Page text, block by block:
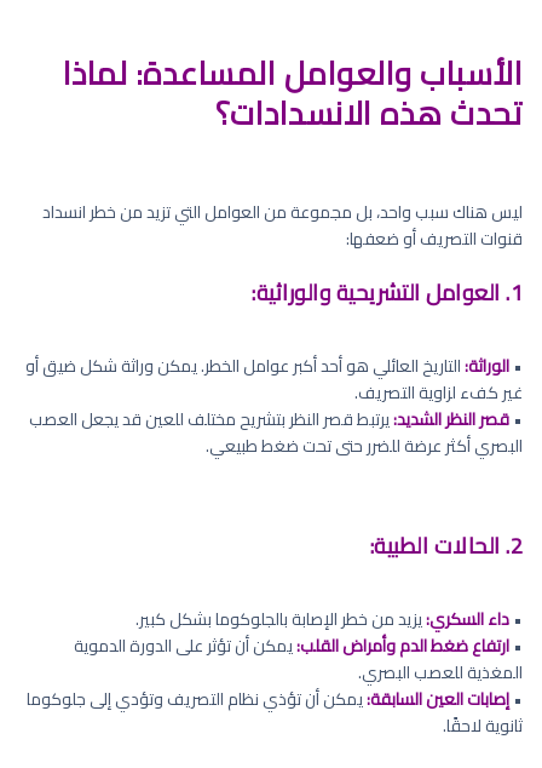
الأسباب والعوامل المساعدة: لماذا
تحدث هذه الانسدادات؟
ليس هناك سبب واحد، بل مجموعة من العوامل التي تزيد من خطر انسداد
قنوات التصريف أو ضعفها:
1. العوامل التشريحية والوراثية:
•الوراثة:التاريخ العائلي هو أحد أكبر عوامل الخطر. يمكن وراثة شكل ضيق أو
غير كفء لزاوية التصريف.
•قصر النظر الشديد:يرتبط قصر النظر بتشريح مختلف للعين قد يجعل العصب
البصري أكثر عرضة للضرر حتى تحت ضغط طبيعي.
2. الحالات الطبية:
•داء السكري:يزيد من خطر الإصابة بالجلوكوما بشكل كبير.
•ارتفاع ضغط الدم وأمراض القلب:يمكن أن تؤثر على الدورة الدموية
المغذية للعصب البصري.
•إصابات العين السابقة:يمكن أن تؤذي نظام التصريف وتؤدي إلى جلوكوما
ثانوية لاحقًا.